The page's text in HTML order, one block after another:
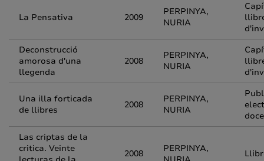
La Pensativa 2009
PERPINYA,
NURIA
Deconstrucció
amorosa d'una
llegenda
2008
PERPINYA,
NURIA
Una illa forticada
de llibres
2008
PERPINYA,
NURIA
Las criptas de la
critica. Veinte
2008
PERPINYA,